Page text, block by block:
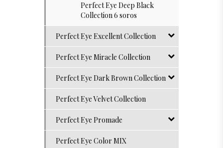
Perfect Eye Deep Black
Collection 6 soros
Perfect Eye Excellent Collection
Perfect Eye Miracle Collection
Perfect Eye Dark Brown Collection
Perfect Eye Velvet Collection
Perfect Eye Promade
Perfect Eye Color MIX